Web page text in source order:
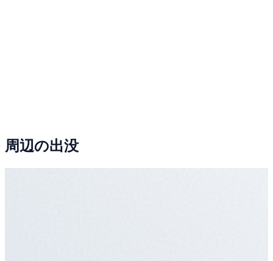
周辺の出没